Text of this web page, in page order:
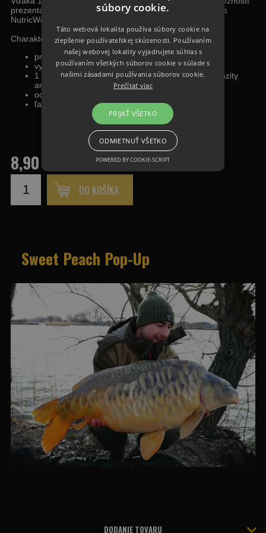
prezentácie, či už samostatne alebo v kombinácii s boilies
NutricWorld.
Charakteristika:
príchuť broskyňa
vysoká vztlaková sila
1 ml extra čistej esencie k zostaveniu vlastnej intenzity
arómy a kombinovanie aróm
odolnosť voči ataku malých rýb
ľahká prepichovateľnosť, bez narušenia celistvosti
8,90 €
DO KOŠÍKA
Sweet Peach Pop-Up
DODANIE TOVARU
súbory cookie.
Táto webová lokalita používa súbory cookie na
zlepšenie používateľskej skúsenosti. Používaním
našej webovej lokality vyjadrujete súhlas s
používaním všetkých súborov cookie v súlade s
našimi zásadami používania súborov cookie.
Prečítať viac
PRIJAŤ VŠETKO
ODMIETNUŤ VŠETKO
POWERED BY COOKIE-SCRIPT